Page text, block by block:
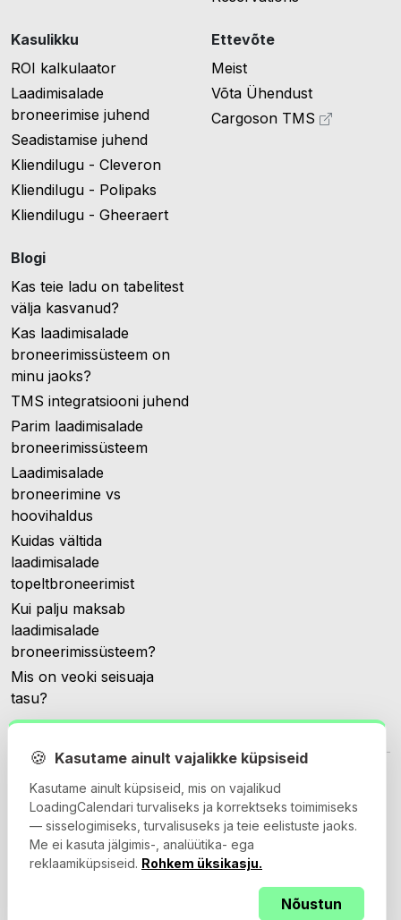
Kasulikku
ROI kalkulaator
Laadimisalade
broneerimise juhend
Seadistamise juhend
Kliendilugu - Cleveron
Kliendilugu - Polipaks
Kliendilugu - Gheeraert
Blogi
Kas teie ladu on tabelitest
välja kasvanud?
Kas laadimisalade
broneerimissüsteem on
minu jaoks?
TMS integratsiooni juhend
Parim laadimisalade
broneerimissüsteem
Laadimisalade
broneerimine vs
hoovihaldus
Kuidas vältida
laadimisalade
topeltbroneerimist
Kui palju maksab
laadimisalade
broneerimissüsteem?
Mis on veoki seisuaja
tasu?
Ettevõte
Meist
Võta Ühendust
Cargoson TMS
© 2026 Loadingcalendar.com. Kõik õigused kaitstud.
Andmetöötlusleping
🍪 Kasutame ainult vajalikke küpsiseid
Kasutame ainult küpsiseid, mis on vajalikud
LoadingCalendari turvaliseks ja korrektseks toimimiseks
— sisselogimiseks, turvalisuseks ja teie eelistuste jaoks.
Me ei kasuta jälgimis-, analüütika- ega
reklaamiküpsiseid. Rohkem üksikasju.
Nõustun